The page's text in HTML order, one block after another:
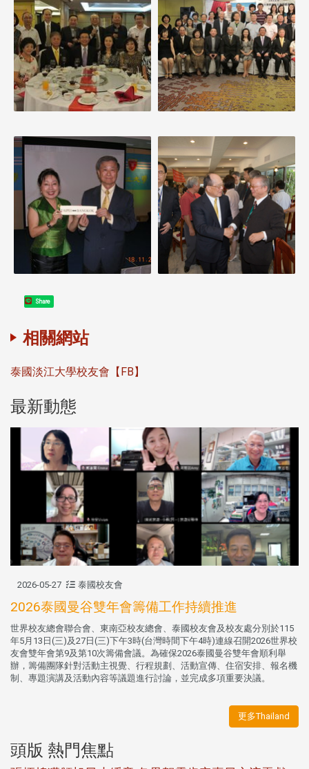
Share
相關網站
泰國淡江大學校友會【FB】
最新動態
2026-05-27 泰國校友會
2026泰國曼谷雙年會籌備工作持續推進
世界校友總會聯合會、東南亞校友總會、泰國校友會及校友處分別於115
年5月13日(三)及27日(三)下午3時(台灣時間下午4時)連線召開2026世界校
友會雙年會第9及第10次籌備會議。為確保2026泰國曼谷雙年會順利舉
辦，籌備團隊針對活動主視覺、行程規劃、活動宣傳、住宿安排、報名機
制、專題演講及活動內容等議題進行討論，並完成多項重要決議。
更多Thailand
頭版 熱門焦點